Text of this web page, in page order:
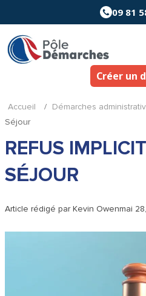
au
contenu
09 81
Créer un
Accueil / Démarches
Séjour
REFUS
SÉJOUR
Article rédigé parKevin Owenmai